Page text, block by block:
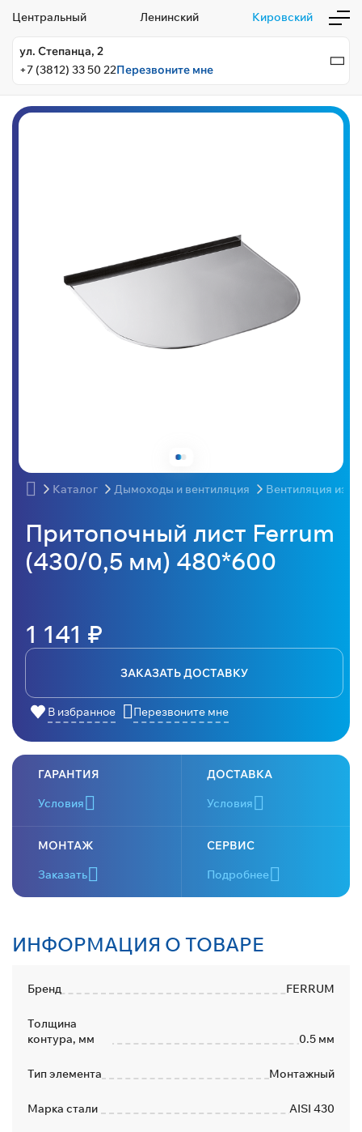
Центральный Ленинский Кировский
ул. Степанца, 2
+7 (3812) 33 50 22Перезвоните мне
Каталог Дымоходы и вентиляция Вентиляция из
Притопочный лист Ferrum
(430/0,5 мм) 480*600
1 141 ₽
ЗАКАЗАТЬ ДОСТАВКУ
В избранное Перезвоните мне
ГАРАНТИЯ
Условия
ДОСТАВКА
Условия
МОНТАЖ
Заказать
СЕРВИС
Подробнее
ИНФОРМАЦИЯ О ТОВАРЕ
Бренд FERRUM
Толщина
контура, мм
0.5 мм
Тип элемента Монтажный
Марка стали AISI 430